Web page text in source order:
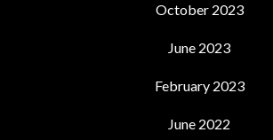
October 2023
June 2023
February 2023
June 2022